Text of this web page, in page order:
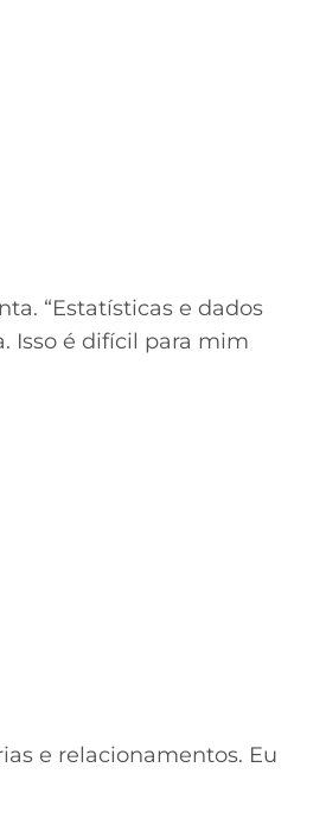
“Estatísticas e dados
Isso é difícil para mim
e relacionamentos. Eu